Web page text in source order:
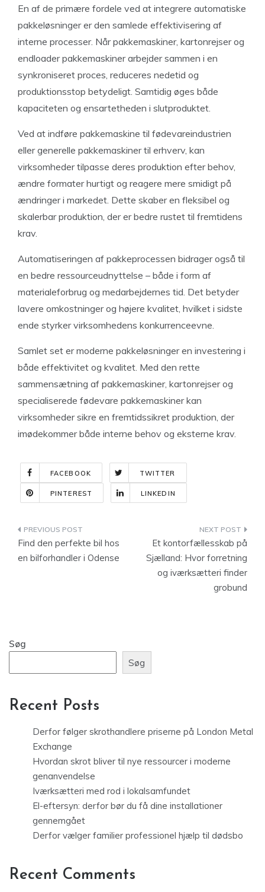
En af de primære fordele ved at integrere automatiske
pakkeløsninger er den samlede effektivisering af
interne processer. Når pakkemaskiner, kartonrejser og
endloader pakkemaskiner arbejder sammen i en
synkroniseret proces, reduceres nedetid og
produktionsstop betydeligt. Samtidig øges både
kapaciteten og ensartetheden i slutproduktet.
Ved at indføre pakkemaskine til fødevareindustrien
eller generelle pakkemaskiner til erhverv, kan
virksomheder tilpasse deres produktion efter behov,
ændre formater hurtigt og reagere mere smidigt på
ændringer i markedet. Dette skaber en fleksibel og
skalerbar produktion, der er bedre rustet til fremtidens
krav.
Automatiseringen af pakkeprocessen bidrager også til
en bedre ressourceudnyttelse – både i form af
materialeforbrug og medarbejdernes tid. Det betyder
lavere omkostninger og højere kvalitet, hvilket i sidste
ende styrker virksomhedens konkurrenceevne.
Samlet set er moderne pakkeløsninger en investering i
både effektivitet og kvalitet. Med den rette
sammensætning af pakkemaskiner, kartonrejser og
specialiserede fødevare pakkemaskiner kan
virksomheder sikre en fremtidssikret produktion, der
imødekommer både interne behov og eksterne krav.
FACEBOOK TWITTER
PINTEREST LINKEDIN
Indlægsnavigation
Find den perfekte bil hos
en bilforhandler i Odense
Et kontorfællesskab på
Sjælland: Hvor forretning
og iværksætteri finder
grobund
Søg
Søg
Recent Posts
Derfor følger skrothandlere priserne på London Metal
Exchange
Hvordan skrot bliver til nye ressourcer i moderne
genanvendelse
Iværksætteri med rod i lokalsamfundet
El-eftersyn: derfor bør du få dine installationer
gennemgået
Derfor vælger familier professionel hjælp til dødsbo
Recent Comments